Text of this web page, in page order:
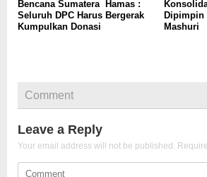
Bencana Sumatera Hamas :
Seluruh DPC Harus Bergerak
Kumpulkan Donasi
Dipimpin
Mashuri
Comment
Leave a Reply
Your email address will not be published.